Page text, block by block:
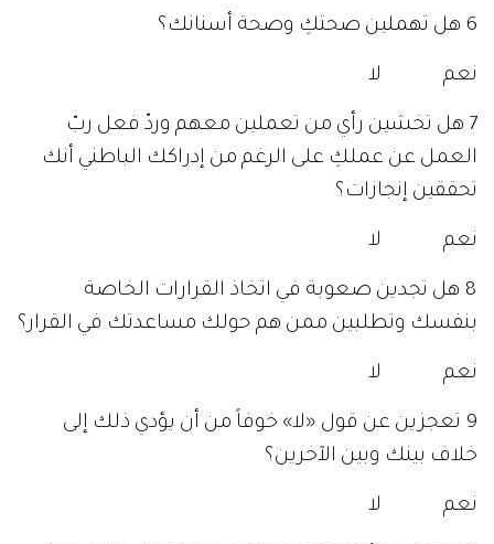
6 هل تهملين صحتكِ وصحة أسنانك؟
نعم لا
7 هل تخشين رأي من تعملين معهم وردّ فعل ربّ
العمل عن عملكِ على الرغم من إدراكك الباطني أنك
تحققين إنجازات؟
نعم لا
8 هل تجدين صعوبة في اتخاذ القرارات الخاصة
بنفسك وتطلبين ممن هم حولك مساعدتك في القرار؟
نعم لا
9 تعجزين عن قول «لا» خوفاً من أن يؤدي ذلك إلى
خلاف بينك وبين الآخرين؟
نعم لا